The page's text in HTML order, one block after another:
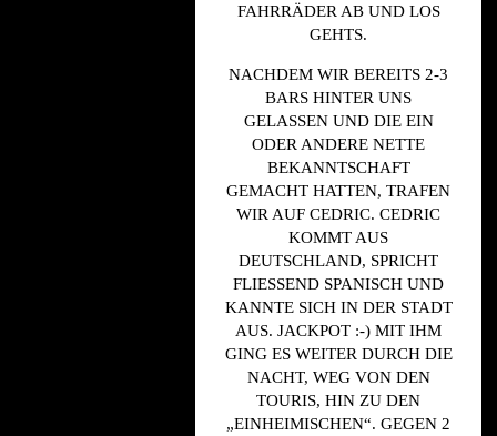
FAHRRÄDER AB UND LOS
GEHTS.
NACHDEM WIR BEREITS 2-3
BARS HINTER UNS
GELASSEN UND DIE EIN
ODER ANDERE NETTE
BEKANNTSCHAFT
GEMACHT HATTEN, TRAFEN
WIR AUF CEDRIC. CEDRIC
KOMMT AUS
DEUTSCHLAND, SPRICHT
FLIESSEND SPANISCH UND K
ANNTE SICH IN DER STADT A
US. JACKPOT :-) MIT IHM G
ING ES WEITER DURCH DIE N
ACHT, WEG VON DEN T
OURIS, HIN ZU DEN „
EINHEIMISCHEN“. GEGEN 2 U